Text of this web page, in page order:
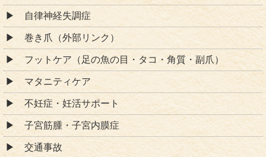
自律神経失調症
巻き爪（外部リンク）
フットケア（足の魚の目・タコ・角質・副爪）
マタニティケア
不妊症・妊活サポート
子宮筋腫・子宮内膜症
交通事故